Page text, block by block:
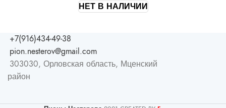
НЕТ В НАЛИЧИИ
+7(916)434-49-38
pion.nesterov@gmail.com
303030, Орловская область, Мценский
район